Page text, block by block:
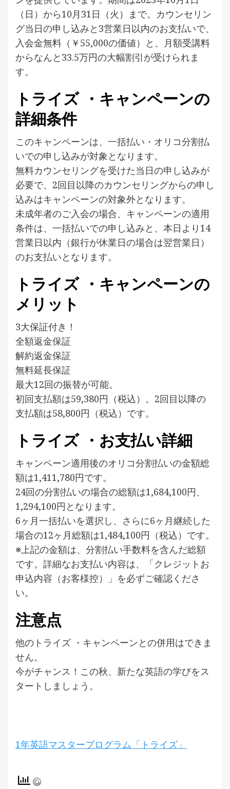
（日）から10月31日（火）まで。カウンセリン
グ当日の申し込みと3営業日以内のお支払いで、
入会金無料（￥55,000の価値）と、月額受講料
からなんと33.5万円の大幅割引が受けられま
す。
トライズ ・キャンペーンの
詳細条件
このキャンペーンは、一括払い・オリコ分割払
いでの申し込みが対象となります。
無料カウンセリングを受けた当日の申し込みが
必要で、2回目以降のカウンセリングからの申し
込みはキャンペーンの対象外となります。
未成年者のご入会の場合、キャンペーンの適用
条件は、一括払いでの申し込みと、本日より14
営業日以内（銀行が休業日の場合は翌営業日）
のお支払いとなります。
トライズ ・キャンペーンの
メリット
3大保証付き！
全額返金保証
解約返金保証
無料延長保証
最大12回の振替が可能。
初回支払額は59,380円（税込）。2回目以降の
支払額は58,800円（税込）です。
トライズ ・お支払い詳細
キャンペーン適用後のオリコ分割払いの金額総
額は1,411,780円です。
24回の分割払いの場合の総額は1,684,100円、
1,294,100円となります。
6ヶ月一括払いを選択し、さらに6ヶ月継続した
場合の12ヶ月総額は1,484,100円（税込）です。
※上記の金額は、分割払い手数料を含んだ総額
です。詳細なお支払い内容は、「クレジットお
申込内容（お客様控）」を必ずご確認くださ
い。
注意点
他のトライズ ・キャンペーンとの併用はできま
せん。
今がチャンス！この秋、新たな英語の学びをス
タートしましょう。
1年英語マスタープログラム「トライズ」